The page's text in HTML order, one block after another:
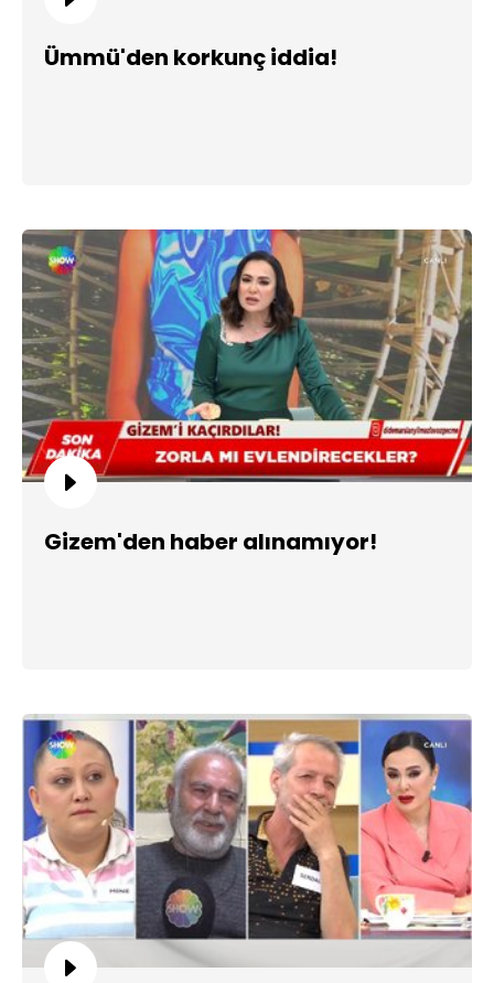
Ümmü'den korkunç iddia!
Gizem'den haber alınamıyor!